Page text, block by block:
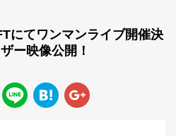
にてワンマンライブ開催決
ー映像公開！